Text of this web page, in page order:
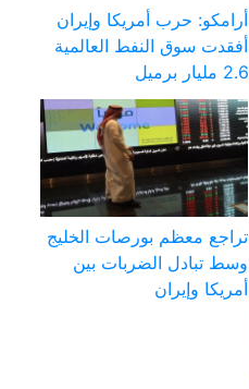
أرامكو: حرب أمريكا وإيران
أفقدت سوق النفط العالمية
2.6 مليار برميل
تراجع معظم بورصات الخليج
وسط تبادل الضربات بين
أمريكا وإيران